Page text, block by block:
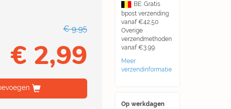
BE: Gratis
bpost verzending
vanaf €42,50
Overige
verzendmethoden
vanaf €3,99.
Meer
verzendinformatie
Op werkdagen
€ 9,95
€ 2,99